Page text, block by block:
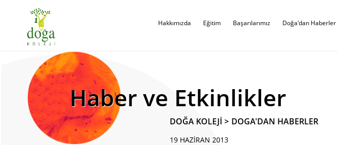
Hakkımızda Eğitim Başarılarımız Doğa'dan Haberler
Haber ve Etkinlikler
DOĞA KOLEJİ > DOGA'DAN HABERLER
19 HAZİRAN 2013